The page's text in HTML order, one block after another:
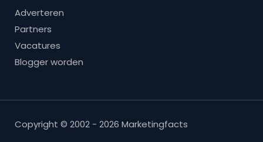
Adverteren
Partners
Vacatures
Blogger worden
Copyright © 2002 - 2026 Marketingfacts